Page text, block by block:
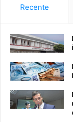
Recente